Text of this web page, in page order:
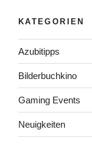
KATEGORIEN
Azubitipps
Bilderbuchkino
Gaming Events
Neuigkeiten